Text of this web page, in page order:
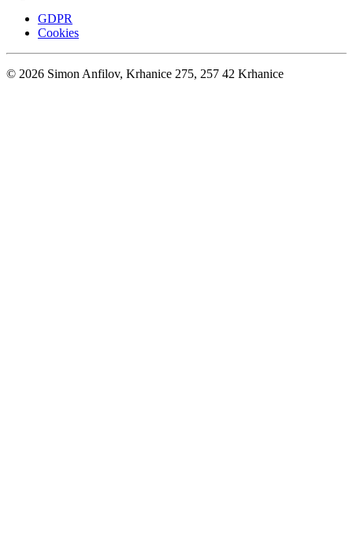
GDPR
Cookies
© 2026 Simon Anfilov, Krhanice 275, 257 42 Krhanice